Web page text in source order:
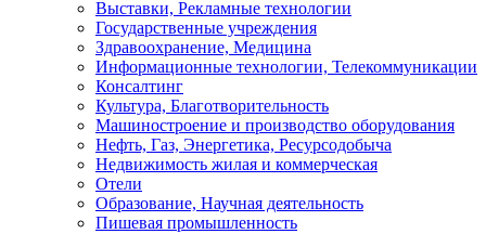
Выставки, Рекламные технологии
Государственные учреждения
Здравоохранение, Медицина
Информационные технологии, Телекоммуникации
Консалтинг
Культура, Благотворительность
Машиностроение и производство оборудования
Нефть, Газ, Энергетика, Ресурсодобыча
Недвижимость жилая и коммерческая
Отели
Образование, Научная деятельность
Пишевая промышленность